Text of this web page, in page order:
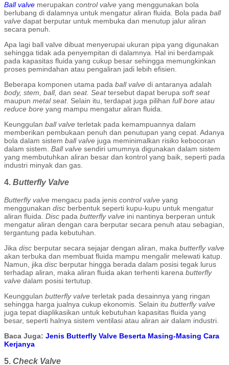
Ball valve merupakan control valve yang menggunakan bola
berlubang di dalamnya untuk mengatur aliran fluida. Bola pada ball
valve dapat berputar untuk membuka dan menutup jalur aliran
secara penuh.
Apa lagi ball valve dibuat menyerupai ukuran pipa yang digunakan
sehingga tidak ada penyempitan di dalamnya. Hal ini berdampak
pada kapasitas fluida yang cukup besar sehingga memungkinkan
proses pemindahan atau pengaliran jadi lebih efisien.
Beberapa komponen utama pada ball valve di antaranya adalah
body, stem, ball, dan seat. Seattersebut dapat berupa soft seat
maupun metal seat. Selain itu, terdapat juga pilihan full bore atau
reduce bore yang mampu mengatur aliran fluida.
Keunggulan ball valve terletak pada kemampuannya dalam
memberikan pembukaan penuh dan penutupan yang cepat. Adanya
bola dalam sistem ball valve juga meminimalkan risiko kebocoran
dalam sistem. Ball valve sendiri umumnya digunakan dalam sistem
yang membutuhkan aliran besar dan kontrol yang baik, seperti pada
industri minyak dan gas.
4. Butterfly Valve
Butterfly valve mengacu pada jenis control valve yang
menggunakan disc berbentuk seperti kupu-kupu untuk mengatur
aliran fluida. Disc pada butterfly valve ini nantinya berperan untuk
mengatur aliran dengan cara berputar secara penuh atau sebagian,
tergantung pada kebutuhan.
Jika disc berputar secara sejajar dengan aliran, maka butterfly valve
akan terbuka dan membuat fluida mampu mengalir melewati katup.
Namun, jika disc berputar hingga berada dalam posisi tegak lurus
terhadap aliran, maka aliran fluida akan terhenti karena butterfly
valve dalam posisi tertutup.
Keunggulan butterfly valve terletak pada desainnya yang ringan
sehingga harga jualnya cukup ekonomis. Selain itu butterfly valve
juga tepat diaplikasikan untuk kebutuhan kapasitas fluida yang
besar, seperti halnya sistem ventilasi atau aliran air dalam industri.
Baca Juga: Jenis Butterfly Valve Beserta Masing-Masing Cara
Kerjanya
5. Check Valve